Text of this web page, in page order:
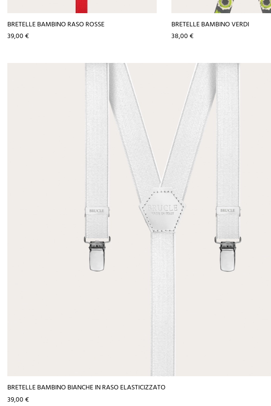
BRETELLE BAMBINO RASO ROSSE
Prezzo
39,00 €
BRETELLE BAMBINO VERDI
Prezzo
38,00 €
BRETELLE BAMBINO BIANCHE IN RASO ELASTICIZZATO
Prezzo
39,00 €